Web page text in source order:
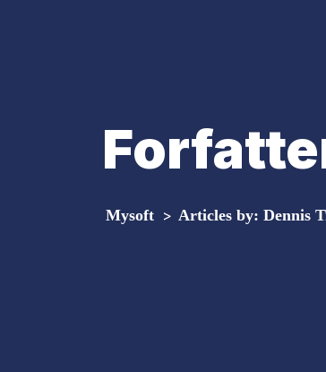
Mysoft > Articles by: Dennis